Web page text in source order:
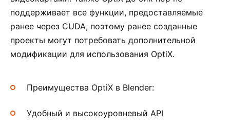
поддерживает все функции, предоставляемые
ранее через CUDA, поэтому ранее созданные
проекты могут потребовать дополнительной
модификации для использования OptiX.
Преимущества OptiX в Blender:
Удобный и высокоуровневый API